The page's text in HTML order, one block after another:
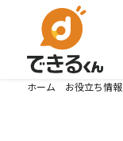
ホーム お役立ち情報